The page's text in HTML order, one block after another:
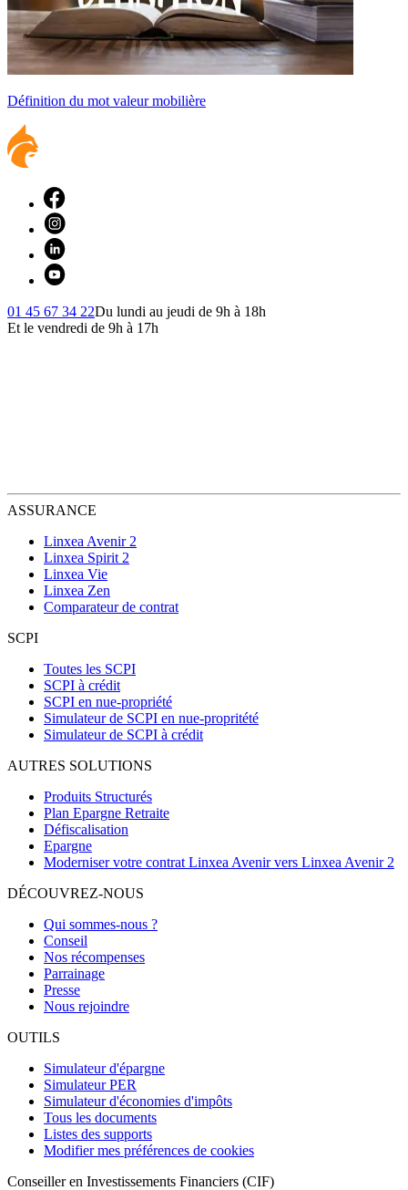
Définition du mot valeur mobilière
01 45 67 34 22Du lundi au jeudi de 9h à 18h
Et le vendredi de 9h à 17h
ASSURANCE
Linxea Avenir 2
Linxea Spirit 2
Linxea Vie
Linxea Zen
Comparateur de contrat
SCPI
Toutes les SCPI
SCPI à crédit
SCPI en nue-propriété
Simulateur de SCPI en nue-propritété
Simulateur de SCPI à crédit
AUTRES SOLUTIONS
Produits Structurés
Plan Epargne Retraite
Défiscalisation
Epargne
Moderniser votre contrat Linxea Avenir vers Linxea Avenir 2
DÉCOUVREZ-NOUS
Qui sommes-nous ?
Conseil
Nos récompenses
Parrainage
Presse
Nous rejoindre
OUTILS
Simulateur d'épargne
Simulateur PER
Simulateur d'économies d'impôts
Tous les documents
Listes des supports
Modifier mes préférences de cookies
Conseiller en Investissements Financiers (CIF)